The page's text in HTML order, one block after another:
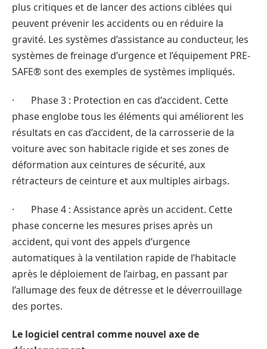
plus critiques et de lancer des actions ciblées qui
peuvent prévenir les accidents ou en réduire la
gravité. Les systèmes d’assistance au conducteur, les
systèmes de freinage d’urgence et l’équipement PRE-
SAFE® sont des exemples de systèmes impliqués.
· Phase 3 : Protection en cas d’accident. Cette
phase englobe tous les éléments qui améliorent les
résultats en cas d’accident, de la carrosserie de la
voiture avec son habitacle rigide et ses zones de
déformation aux ceintures de sécurité, aux
rétracteurs de ceinture et aux multiples airbags.
· Phase 4 : Assistance après un accident. Cette
phase concerne les mesures prises après un
accident, qui vont des appels d’urgence
automatiques à la ventilation rapide de l’habitacle
après le déploiement de l’airbag, en passant par
l’allumage des feux de détresse et le déverrouillage
des portes.
Le logiciel central comme nouvel axe de